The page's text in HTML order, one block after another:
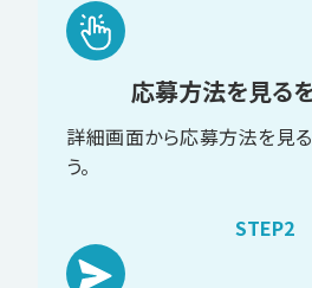
応募方法を見る
詳細画面から応募方法を見る
う。
STEP2